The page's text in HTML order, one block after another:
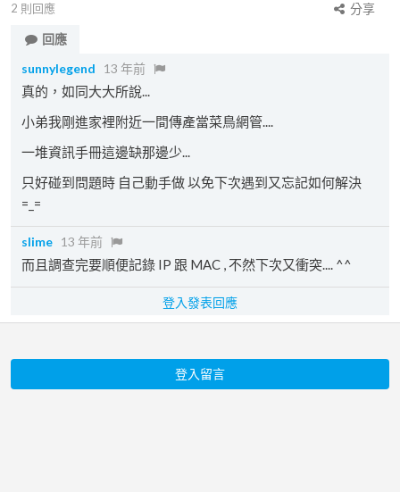
2 則回應
分享
回應
sunnylegend
13 年前
真的，如同大大所說...
小弟我剛進家裡附近一間傳產當菜鳥網管....
一堆資訊手冊這邊缺那邊少...
只好碰到問題時 自己動手做 以免下次遇到又忘記如何解決
=_=
slime 13 年前
而且調查完要順便記錄 IP 跟 MAC , 不然下次又衝突.... ^^
登入發表回應
登入留言